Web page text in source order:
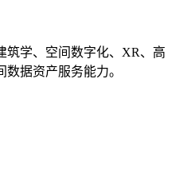
筑学、空间数字化、XR、高
据资产服务能力。